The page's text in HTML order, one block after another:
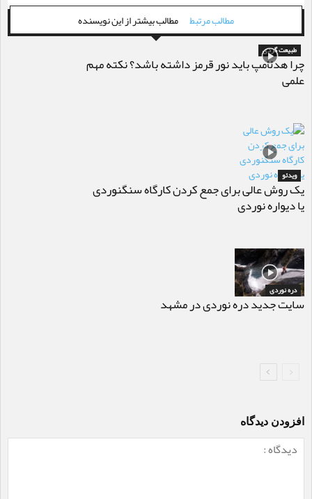
مطالب مرتبط مطالب بیشتر از این نویسنده
طبیعت گردی
چرا هدلامپ باید نور قرمز داشته باشد؟ نکته مهم
علمی
ویدئو
یک روش عالی برای جمع کردن کارگاه سنگنوردی
یا دیواره نوردی
دره نوردی
سایت جدید دره نوردی در مشهد
افزودن دیدگاه